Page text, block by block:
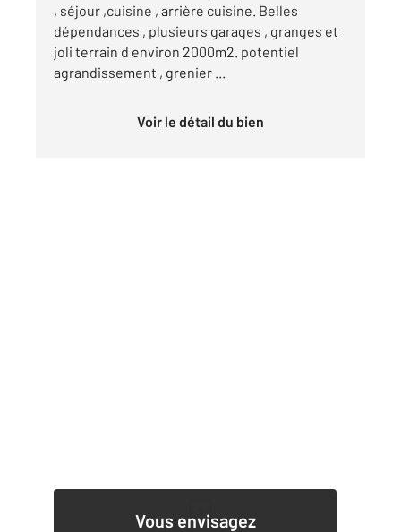
, séjour ,cuisine , arrière cuisine. Belles
dépendances , plusieurs garages , granges et
joli terrain d environ 2000m2. potentiel
agrandissement , grenier ...
Voir le détail du bien
Vous envisagez